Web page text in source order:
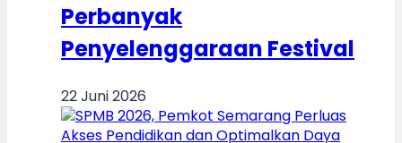
Perbanyak
Penyelenggaraan Festival
22 Juni 2026